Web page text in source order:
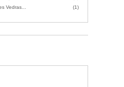
Vedras... (1)